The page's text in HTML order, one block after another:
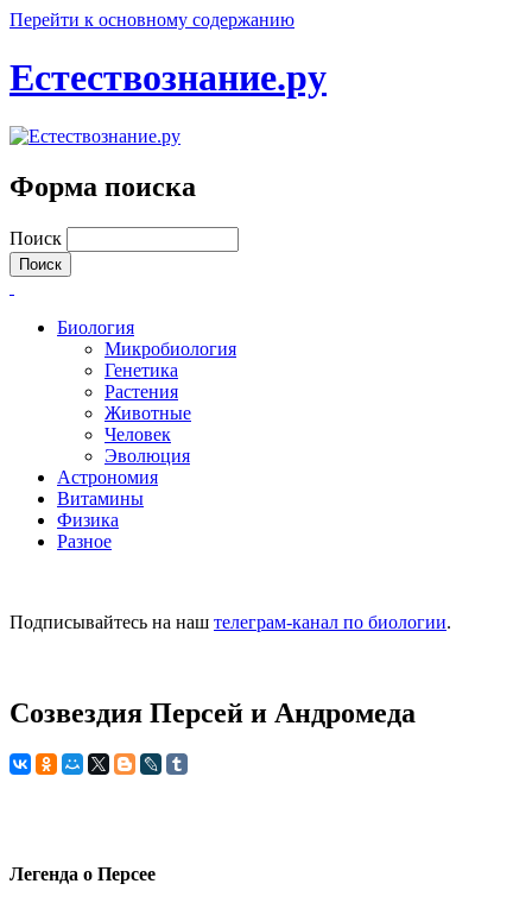
Перейти к основному содержанию
Естествознание.ру
Форма поиска
Поиск
Биология
Микробиология
Генетика
Растения
Животные
Человек
Эволюция
Астрономия
Витамины
Физика
Разное
Подписывайтесь на наш телеграм-канал по биологии.
Созвездия Персей и Андромеда
Легенда о Персее